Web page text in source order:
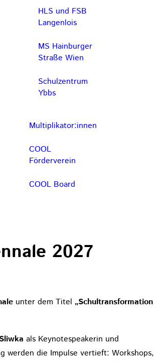
HLS und FSB
Langenlois
MS Hainburger
Straße Wien
Schulzentrum
Ybbs
Multiplikator:innen
COOL
Förderverein
COOL Board
2027
unter dem Titel „Schultransformation
als Keynotespeakerin und
werden die Impulse vertieft: Workshops,